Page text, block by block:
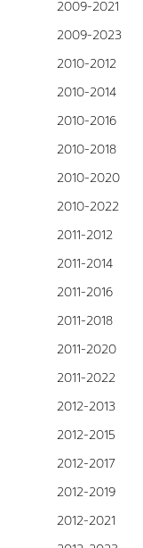
2009-2021
2009-2023
2010-2012
2010-2014
2010-2016
2010-2018
2010-2020
2010-2022
2011-2012
2011-2014
2011-2016
2011-2018
2011-2020
2011-2022
2012-2013
2012-2015
2012-2017
2012-2019
2012-2021